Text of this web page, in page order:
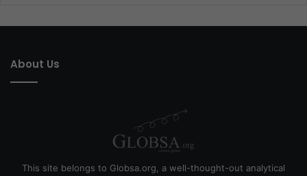
About Us
This site belongs to Globsa.org, a well-thought-out analytical